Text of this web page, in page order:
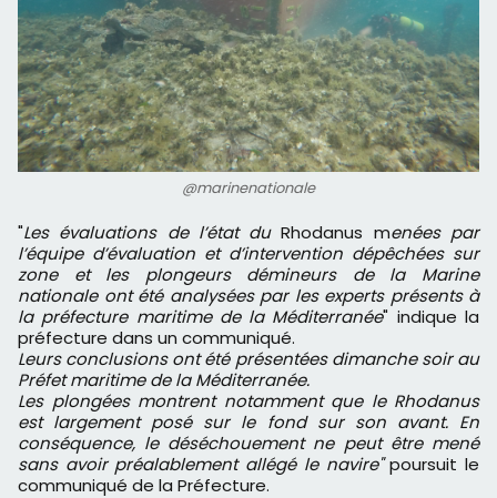
@marinenationale
" Les évaluations de l’état duRhodanus menées par
l’équipe d’évaluation et d’intervention dépêchées sur
zone et les plongeurs démineurs de la Marine
nationale ont été analysées par les experts présents à
la préfecture maritime de la Méditerranée" indique la
préfecture dans un communiqué.
Leurs conclusions ont été présentées dimanche soir au
Préfet maritime de la Méditerranée.
Les plongées montrent notamment que le Rhodanus
est largement posé sur le fond sur son avant. En
conséquence, le déséchouement ne peut être mené
sans avoir préalablement allégé le navire"poursuit le
communiqué de la Préfecture.